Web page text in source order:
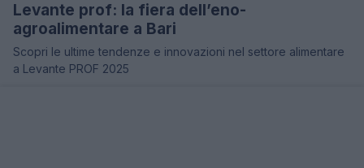
Levante prof: la fiera dell’eno-
agroalimentare a Bari
Scopri le ultime tendenze e innovazioni nel settore alimentare
a Levante PROF 2025